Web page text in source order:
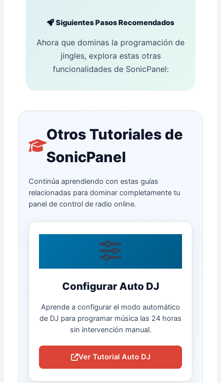
Siguientes Pasos Recomendados
Ahora que dominas la programación de
jingles, explora estas otras
funcionalidades de SonicPanel:
Otros Tutoriales de
SonicPanel
Continúa aprendiendo con estas guías
relacionadas para dominar completamente tu
panel de control de radio online.
Configurar Auto DJ
Aprende a configurar el modo automático
de DJ para programar música las 24 horas
sin intervención manual.
Ver Tutorial Auto DJ